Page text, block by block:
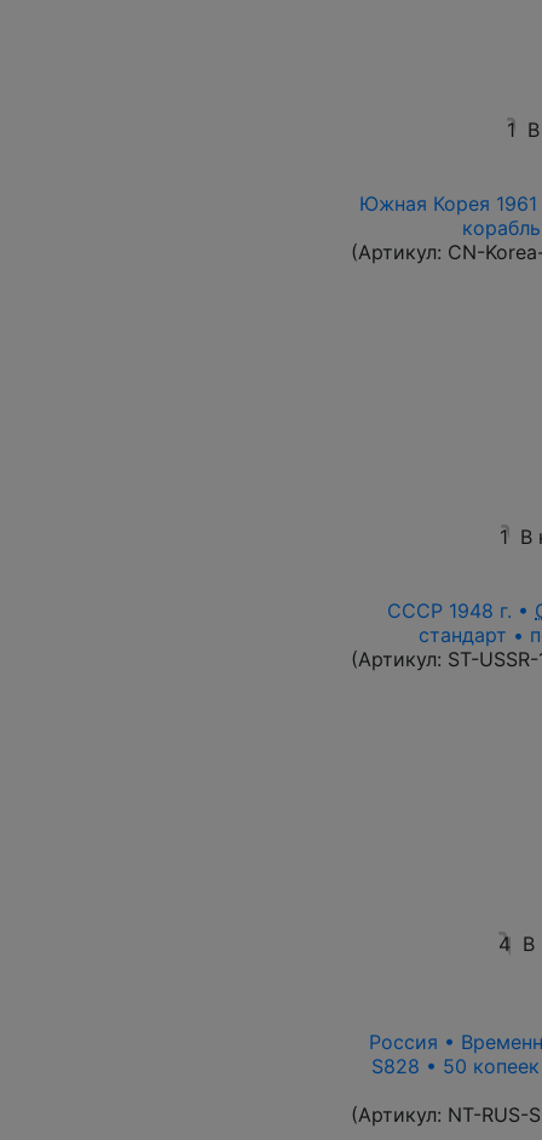
1
Южная Корея 1961
(Артикул: CN-
1 В
СССР 1948 г. •
стандарт •
(Артикул: ST-
4 В
Россия •
S828 • 50
(Артикул: NT-RUS-